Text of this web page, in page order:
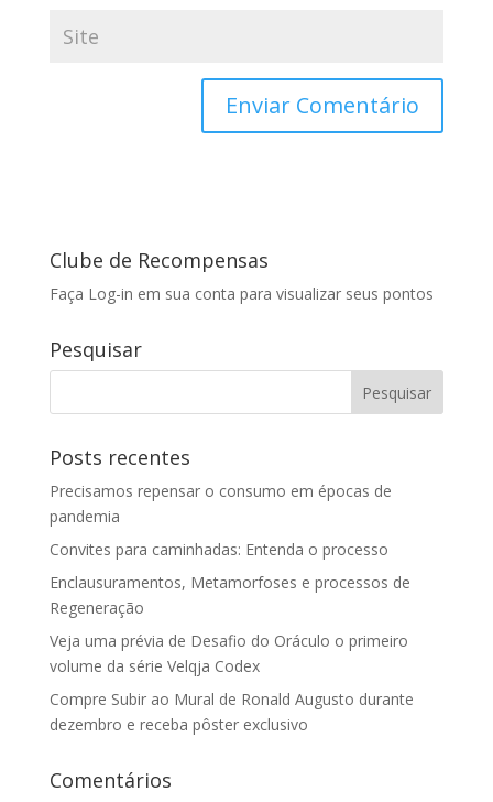
Clube de Recompensas
Faça Log-in em sua conta para visualizar seus pontos
Pesquisar
Posts recentes
Precisamos repensar o consumo em épocas de
pandemia
Convites para caminhadas: Entenda o processo
Enclausuramentos, Metamorfoses e processos de
Regeneração
Veja uma prévia de Desafio do Oráculo o primeiro
volume da série Velqja Codex
Compre Subir ao Mural de Ronald Augusto durante
dezembro e receba pôster exclusivo
Comentários